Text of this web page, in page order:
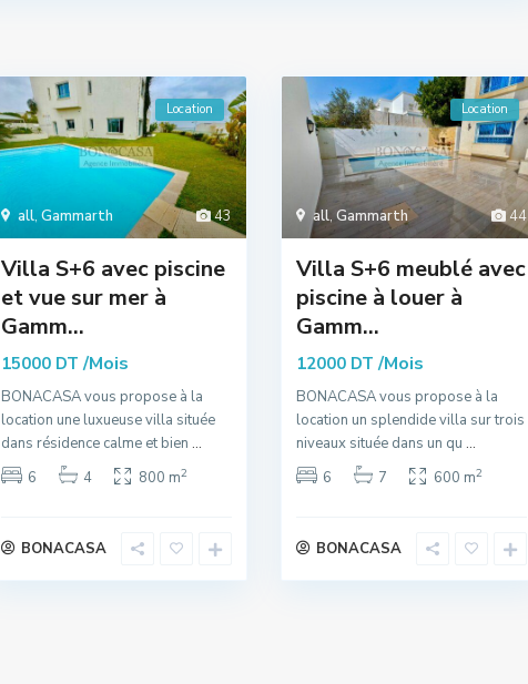
43
all, Gammarth
Location
Villa S+6 avec piscine
et vue sur mer à
Gamm...
15000 DT/Mois
BONACASA vous propose à la
location une luxueuse villa située
dans résidence calme et bien ...
6
4 800 m2
BONACASA
44
all,Gammarth
Location
Villa S+6 meublé avec
piscine à louer à
Gamm...
12000 DT/Mois
BONACASA vous propose à la
location un splendide villa sur trois
niveaux située dans un qu ...
6
7 600 m2
BONACASA